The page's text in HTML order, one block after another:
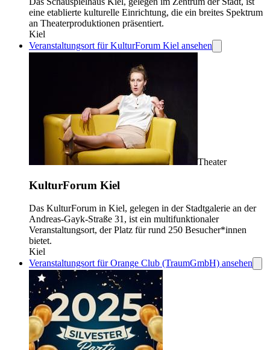
eine etablierte kulturelle Einrichtung, die ein breites Spektrum
an Theaterproduktionen präsentiert.
Kiel
Veranstaltungsort für KulturForum Kiel ansehen
Theater
KulturForum Kiel
Das KulturForum in Kiel, gelegen in der Stadtgalerie an der
Andreas-Gayk-Straße 31, ist ein multifunktionaler
Veranstaltungsort, der Platz für rund 250 Besucher*innen
bietet.
Kiel
Veranstaltungsort für Orange Club (TraumGmbH) ansehen